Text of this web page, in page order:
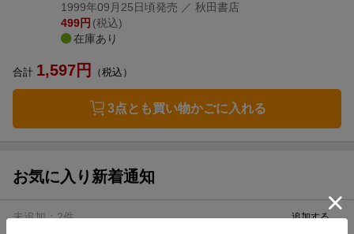
1999年09月25日頃発売 ／ 秋田書店
499円 (税込)
在庫あり
合計 1,597円 （税込）
3点とも買い物かごに入れる
お気に入り新着通知
未追加：2件 追加する